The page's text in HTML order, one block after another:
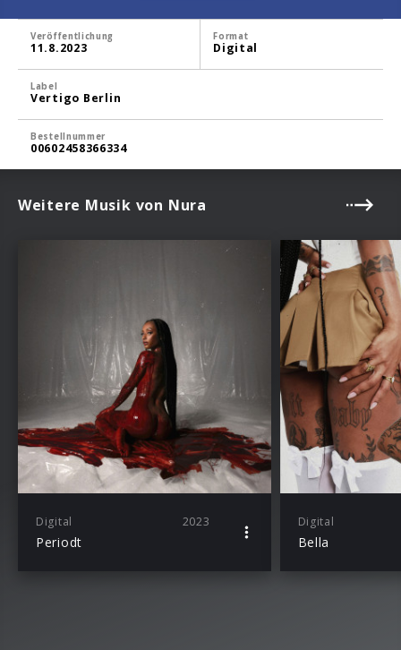
Veröffentlichung
11.8.2023
Format
Digital
Label
Vertigo Berlin
Bestellnummer
00602458366334
Weitere Musik von Nura
Digital 2023
Periodt
Digital
Bella